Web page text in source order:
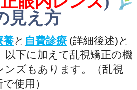
見え方
養と 自費診療(詳細後述)と
以下に加えて乱視矯正の機
ンズもあります。（乱視
使用）